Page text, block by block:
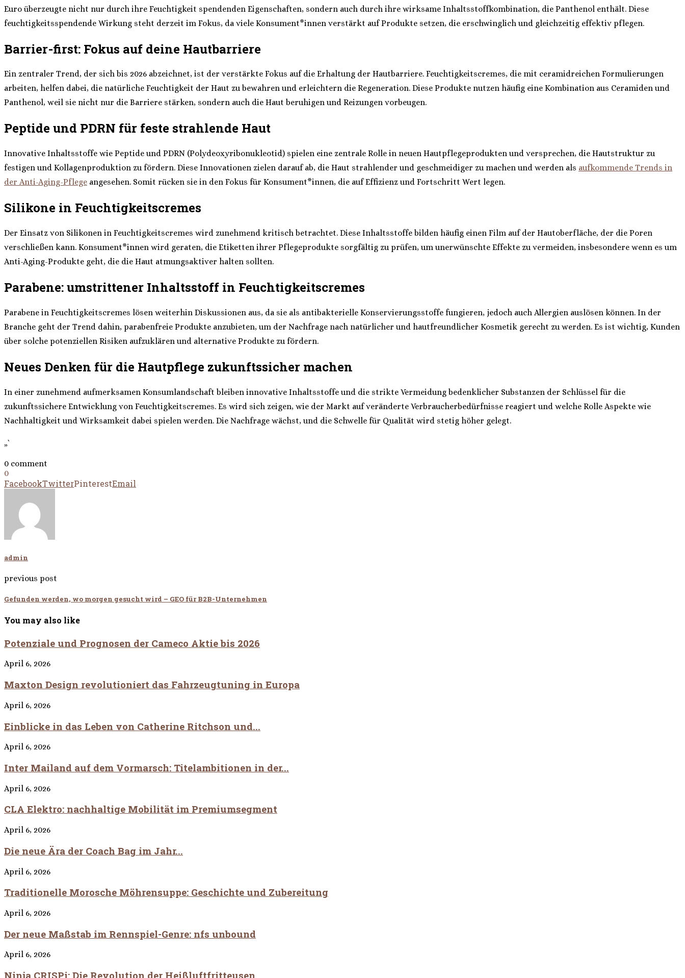
Euro überzeugte nicht nur durch ihre Feuchtigkeit spendenden Eigenschaften, sondern auch durch ihre wirksame Inhaltsstoffkombination, die Panthenol enthält. Diese
feuchtigkeitsspendende Wirkung steht derzeit im Fokus, da viele Konsument*innen verstärkt auf Produkte setzen, die erschwinglich und gleichzeitig effektiv pflegen.
Barrier-first: Fokus auf deine Hautbarriere
Ein zentraler Trend, der sich bis 2026 abzeichnet, ist der verstärkte Fokus auf die Erhaltung der Hautbarriere. Feuchtigkeitscremes, die mit ceramidreichen Formulierungen
arbeiten, helfen dabei, die natürliche Feuchtigkeit der Haut zu bewahren und erleichtern die Regeneration. Diese Produkte nutzen häufig eine Kombination aus Ceramiden und
Panthenol, weil sie nicht nur die Barriere stärken, sondern auch die Haut beruhigen und Reizungen vorbeugen.
Peptide und PDRN für feste strahlende Haut
Innovative Inhaltsstoffe wie Peptide und PDRN (Polydeoxyribonukleotid) spielen eine zentrale Rolle in neuen Hautpflegeprodukten und versprechen, die Hautstruktur zu
festigen und Kollagenproduktion zu fördern. Diese Innovationen zielen darauf ab, die Haut strahlender und geschmeidiger zu machen und werden als aufkommende Trends in
der Anti-Aging-Pflege angesehen. Somit rücken sie in den Fokus für Konsument*innen, die auf Effizienz und Fortschritt Wert legen.
Silikone in Feuchtigkeitscremes
Der Einsatz von Silikonen in Feuchtigkeitscremes wird zunehmend kritisch betrachtet. Diese Inhaltsstoffe bilden häufig einen Film auf der Hautoberfläche, der die Poren
verschließen kann. Konsument*innen wird geraten, die Etiketten ihrer Pflegeprodukte sorgfältig zu prüfen, um unerwünschte Effekte zu vermeiden, insbesondere wenn es um
Anti-Aging-Produkte geht, die die Haut atmungsaktiver halten sollten.
Parabene: umstrittener Inhaltsstoff in Feuchtigkeitscremes
Parabene in Feuchtigkeitscremes lösen weiterhin Diskussionen aus, da sie als antibakterielle Konservierungsstoffe fungieren, jedoch auch Allergien auslösen können. In der
Branche geht der Trend dahin, parabenfreie Produkte anzubieten, um der Nachfrage nach natürlicher und hautfreundlicher Kosmetik gerecht zu werden. Es ist wichtig, Kunden
über solche potenziellen Risiken aufzuklären und alternative Produkte zu fördern.
Neues Denken für die Hautpflege zukunftssicher machen
In einer zunehmend aufmerksamen Konsumlandschaft bleiben innovative Inhaltsstoffe und die strikte Vermeidung bedenklicher Substanzen der Schlüssel für die
zukunftssichere Entwicklung von Feuchtigkeitscremes. Es wird sich zeigen, wie der Markt auf veränderte Verbraucherbedürfnisse reagiert und welche Rolle Aspekte wie
Nachhaltigkeit und Wirksamkeit dabei spielen werden. Die Nachfrage wächst, und die Schwelle für Qualität wird stetig höher gelegt.
„`
0 comment
0
FacebookTwitterPinterestEmail
admin
previous post
Gefunden werden, wo morgen gesucht wird – GEO für B2B-Unternehmen
You may also like
Potenziale und Prognosen der Cameco Aktie bis 2026
April 6, 2026
Maxton Design revolutioniert das Fahrzeugtuning in Europa
April 6, 2026
Einblicke in das Leben von Catherine Ritchson und...
April 6, 2026
Inter Mailand auf dem Vormarsch: Titelambitionen in der...
April 6, 2026
CLA Elektro: nachhaltige Mobilität im Premiumsegment
April 6, 2026
Die neue Ära der Coach Bag im Jahr...
April 6, 2026
Traditionelle Morosche Möhrensuppe: Geschichte und Zubereitung
April 6, 2026
Der neue Maßstab im Rennspiel-Genre: nfs unbound
April 6, 2026
Ninja CRISPi: Die Revolution der Heißluftfritteusen